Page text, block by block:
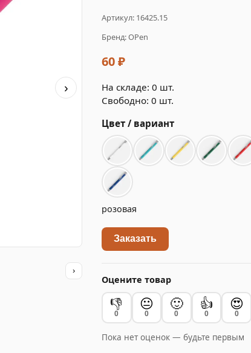
›
›
Артикул: 16425.15
Бренд: OPen
60 ₽
На складе: 0 шт.
Свободно: 0 шт.
Цвет / вариант
розовая
Заказать
Оцените товар
👎
0
😐
0
🙂
0
👍
0
😍
0
Пока нет оценок — будьте первым